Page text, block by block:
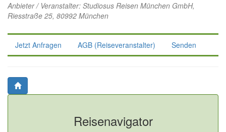
Anbieter / Veranstalter: Studiosus Reisen München GmbH,
Riesstraße 25, 80992 München
Jetzt Anfragen AGB (Reiseveranstalter) Senden
Reisenavigator